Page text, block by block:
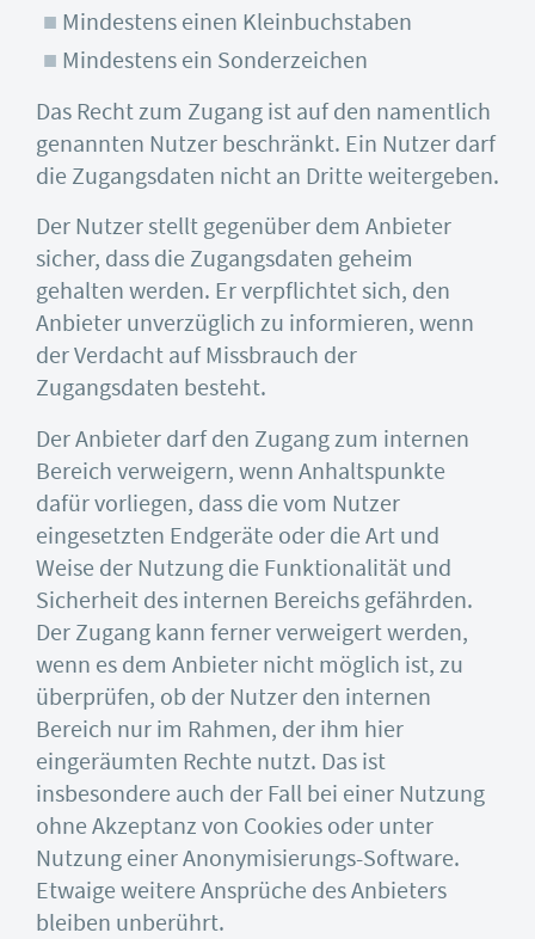
Mindestens einen Kleinbuchstaben
Mindestens ein Sonderzeichen
Das Recht zum Zugang ist auf den namentlich
genannten Nutzer beschränkt. Ein Nutzer darf
die Zugangsdaten nicht an Dritte weitergeben.
Der Nutzer stellt gegenüber dem Anbieter
sicher, dass die Zugangsdaten geheim
gehalten werden. Er verpflichtet sich, den
Anbieter unverzüglich zu informieren, wenn
der Verdacht auf Missbrauch der
Zugangsdaten besteht.
Der Anbieter darf den Zugang zum internen
Bereich verweigern, wenn Anhaltspunkte
dafür vorliegen, dass die vom Nutzer
eingesetzten Endgeräte oder die Art und
Weise der Nutzung die Funktionalität und
Sicherheit des internen Bereichs gefährden.
Der Zugang kann ferner verweigert werden,
wenn es dem Anbieter nicht möglich ist, zu
überprüfen, ob der Nutzer den internen
Bereich nur im Rahmen, der ihm hier
eingeräumten Rechte nutzt. Das ist
insbesondere auch der Fall bei einer Nutzung
ohne Akzeptanz von Cookies oder unter
Nutzung einer Anonymisierungs-Software.
Etwaige weitere Ansprüche des Anbieters
bleiben unberührt.